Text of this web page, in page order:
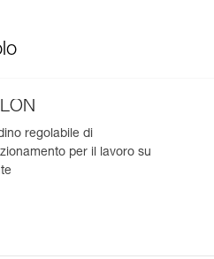
regolabile di
per il lavoro su